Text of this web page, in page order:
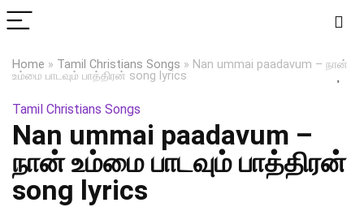
Home » Tamil Christians Songs » Nan ummai paadavum – நான்
உம்மை பாடவும் பாத்திரன் song lyrics
Tamil Christians Songs
Nan ummai paadavum –
நான் உம்மை பாடவும் பாத்திரன்
song lyrics